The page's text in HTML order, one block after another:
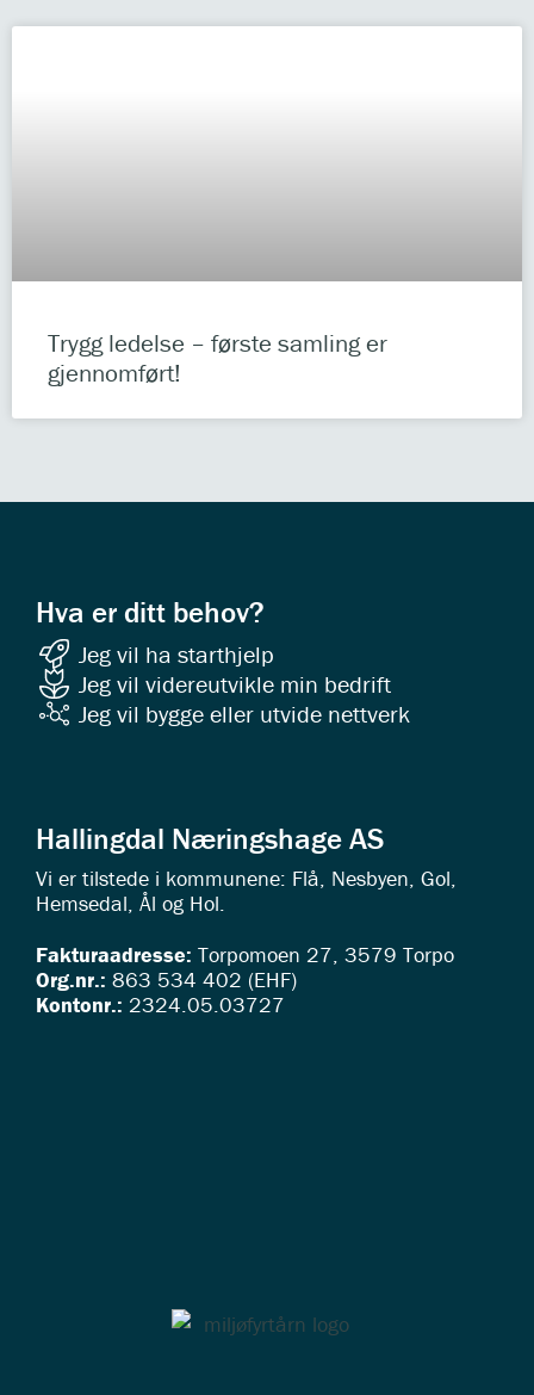
Trygg ledelse – første samling er
gjennomført!
Hva er ditt behov?
Jeg vil ha starthjelp
Jeg vil videreutvikle min bedrift
Jeg vil bygge eller utvide nettverk
Hallingdal Næringshage AS
Vi er tilstede i kommunene: Flå, Nesbyen, Gol,
Hemsedal, Ål og Hol.
Fakturaadresse: Torpomoen 27, 3579 Torpo
Org.nr.: 863 534 402 (EHF)
Kontonr.: 2324.05.03727